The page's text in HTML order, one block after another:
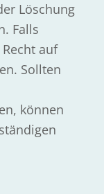
Löschung
Falls
auf
Sollten
können